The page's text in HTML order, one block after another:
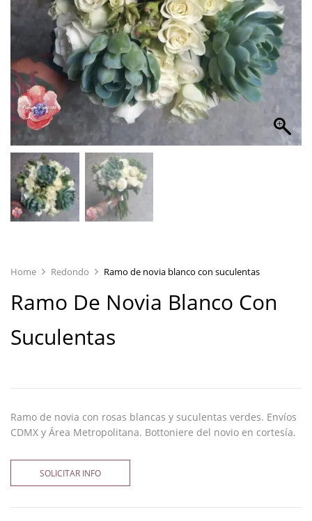
Home Redondo Ramo de novia blanco con suculentas
Ramo De Novia Blanco Con
Suculentas
Ramo de novia con rosas blancas y suculentas verdes. Envíos
CDMX y Área Metropolitana. Bottoniere del novio en cortesía.
SOLICITAR INFO